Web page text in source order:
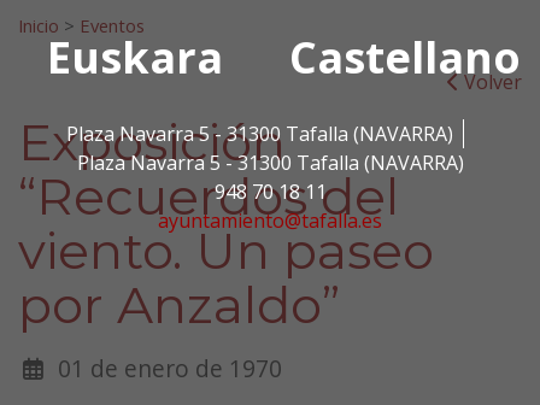
Euskara Castellano
Plaza Navarra 5 - 31300 Tafalla (NAVARRA)
Plaza Navarra 5 - 31300 Tafalla (NAVARRA)
948 70 18 11
ayuntamiento@tafalla.es
Search for:
Inicio > Eventos
Volver
Exposición
“Recuerdos del
viento. Un paseo
por Anzaldo”
01 de enero de 1970